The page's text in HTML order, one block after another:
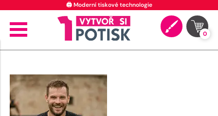
🖨️ Moderní tiskové technologie
0